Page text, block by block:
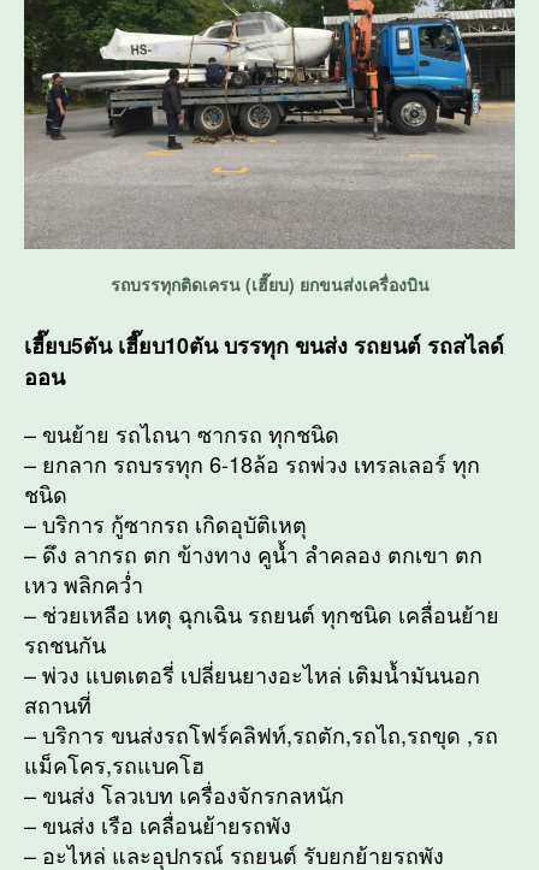
รถบรรทุกติดเครน (เฮี๊ยบ) ยกขนส่งเครื่องบิน
เฮี๊ยบ5ตัน เฮี๊ยบ10ตัน บรรทุก ขนส่ง รถยนต์ รถสไลด์
ออน
– ขนย้าย รถไถนา ซากรถ ทุกชนิด
– ยกลาก รถบรรทุก 6-18ล้อ รถพ่วง เทรลเลอร์ ทุก
ชนิด
– บริการ กู้ซากรถ เกิดอุบัติเหตุ
– ดึง ลากรถ ตก ข้างทาง คูน้ำ ลำคลอง ตกเขา ตก
เหว พลิกคว่ำ
– ช่วยเหลือ เหตุ ฉุกเฉิน รถยนต์ ทุกชนิด เคลื่อนย้าย
รถชนกัน
– พ่วง แบตเตอรี่ เปลี่ยนยางอะไหล่ เติมน้ำมันนอก
สถานที่
– บริการ ขนส่งรถโฟร์คลิฟท์,รถตัก,รถไถ,รถขุด ,รถ
แม็คโคร,รถแบคโฮ
– ขนส่ง โลวเบท เครื่องจักรกลหนัก
– ขนส่ง เรือ เคลื่อนย้ายรถพัง
– อะไหล่ และอุปกรณ์ รถยนต์ รับยกย้ายรถพัง